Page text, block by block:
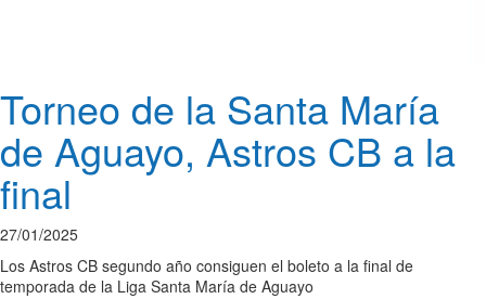
Torneo de la Santa María
de Aguayo, Astros CB a la
final
27/01/2025
Los Astros CB segundo año consiguen el boleto a la final de
temporada de la Liga Santa María de Aguayo